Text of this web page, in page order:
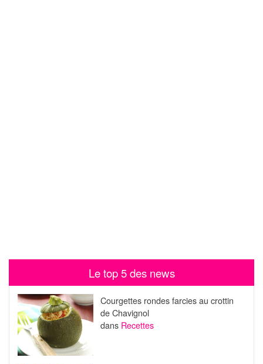
Le top 5 des news
Courgettes rondes farcies au crottin
de Chavignol
dans Recettes